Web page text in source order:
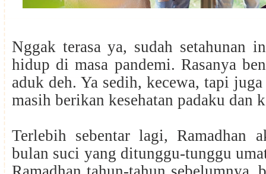
Nggak terasa ya, sudah setahunan
hidup di masa pandemi. Rasanya
aduk deh. Ya sedih, kecewa, tapi
masih berikan kesehatan padaku dan
Terlebih sebentar lagi, Ramadhan
bulan suci yang ditunggu-tunggu